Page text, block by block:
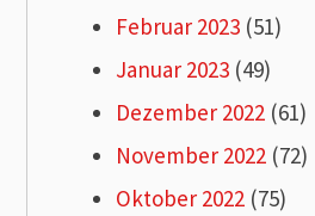
Februar 2023 (51)
Januar 2023 (49)
Dezember 2022 (61)
November 2022 (72)
Oktober 2022 (75)